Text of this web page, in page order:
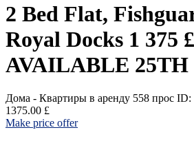
2 Bed Flat,
Royal Docks 1 375
AVAILABLE
Дома - Квартиры в аренду 558 прос ID:
1375.00 £
Make price offer